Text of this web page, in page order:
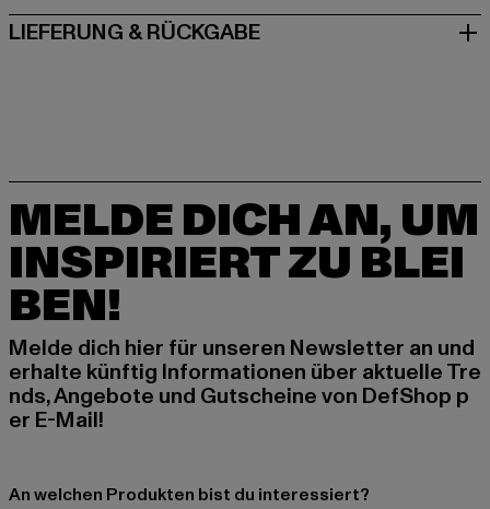
LIEFERUNG & RÜCKGABE
MELDE DICH AN, UM
INSPIRIERT ZU BLEI
BEN!
Melde dich hier für unseren Newsletter an und
erhalte künftig Informationen über aktuelle Tre
nds, Angebote und Gutscheine von DefShop p
er E-Mail!
An welchen Produkten bist du interessiert?